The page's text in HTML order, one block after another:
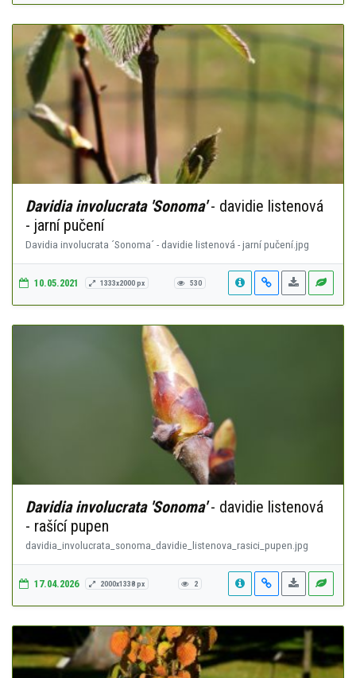
Davidia involucrata 'Sonoma'- davidie listenová
- jarní pučení
Davidia involucrata ´Sonoma´ - davidie listenová - jarní pučení.jpg
10.05.2021 1333x2000 px 530
Davidia involucrata 'Sonoma'- davidie listenová
- rašící pupen
davidia_involucrata_sonoma_davidie_listenova_rasici_pupen.jpg
17.04.2026 2000x1338 px 2